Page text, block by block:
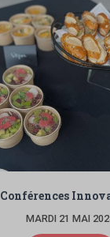
Conférences
MARDI 21 MAI